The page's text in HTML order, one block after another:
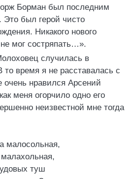
Борман был последним
был герой чисто
Никакого нового
мог состряпать…».
случилась в
то время я не расставалась с
нравился Арсений
меня огорчило одно его
неизвестной мне тогда
малосольная,
туш